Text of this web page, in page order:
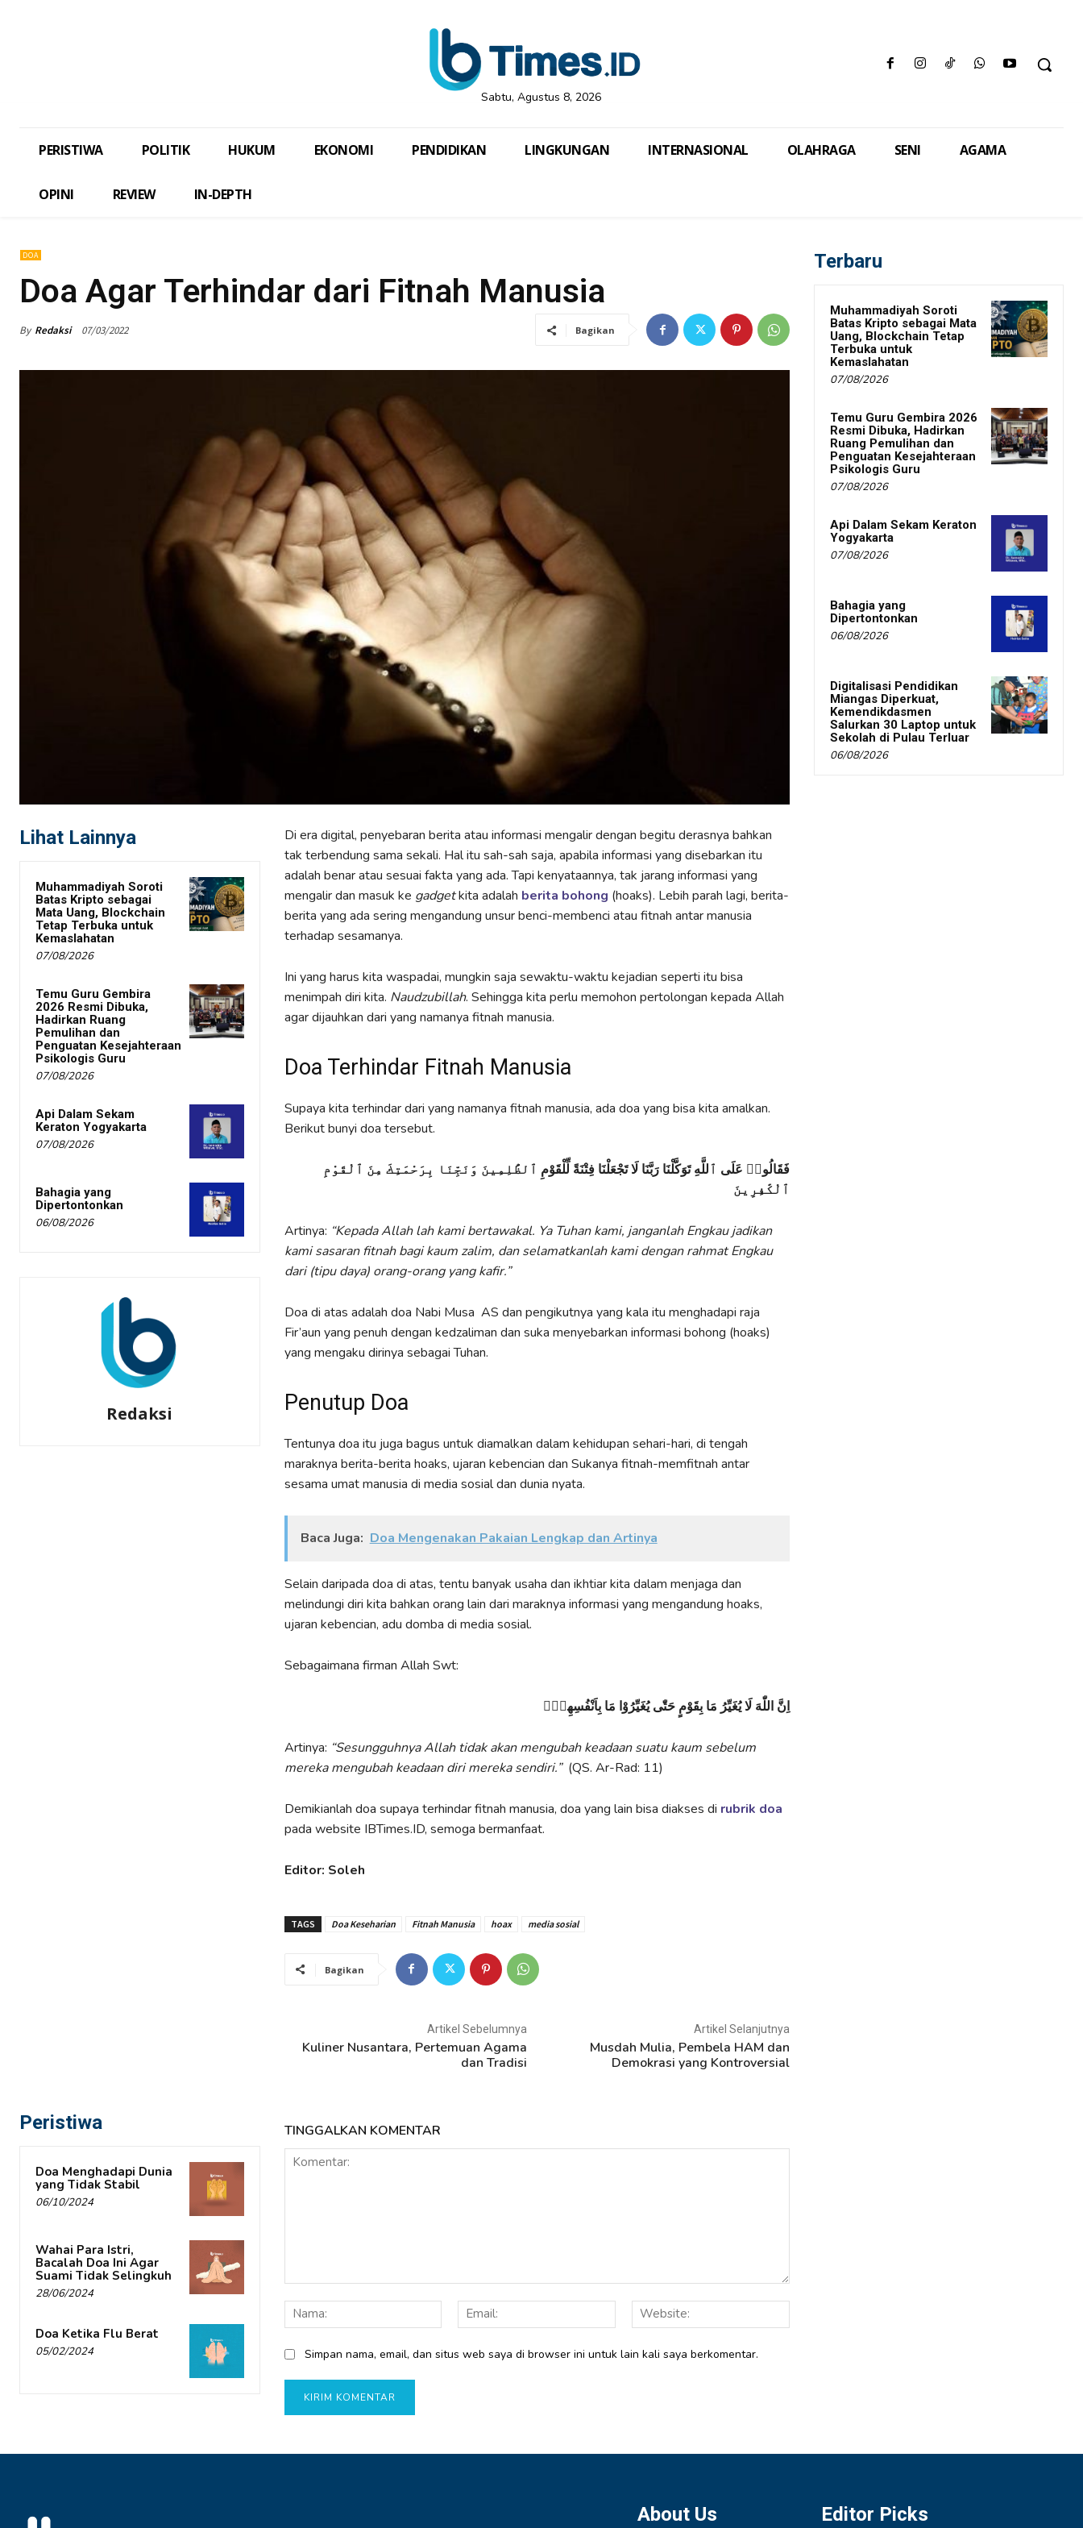
Sabtu, Agustus 8, 2026
PERISTIWA POLITIK HUKUM EKONOMI PENDIDIKAN LINGKUNGAN INTERNASIONAL OLAHRAGA SENI AGAMA
OPINI REVIEW IN-DEPTH
DOA
Doa Agar Terhindar dari Fitnah Manusia
By Redaksi 07/03/2022 Bagikan
Lihat Lainnya
Muhammadiyah Soroti
Batas Kripto sebagai
Mata Uang, Blockchain
Tetap Terbuka untuk
Kemaslahatan
07/08/2026
Temu Guru Gembira
2026 Resmi Dibuka,
Hadirkan Ruang
Pemulihan dan
Penguatan Kesejahteraan
Psikologis Guru
07/08/2026
Api Dalam Sekam
Keraton Yogyakarta
07/08/2026
Bahagia yang
Dipertontonkan
06/08/2026
Redaksi
Di era digital, penyebaran berita atau informasi mengalir dengan begitu derasnya bahkan
tak terbendung sama sekali. Hal itu sah-sah saja, apabila informasi yang disebarkan itu
adalah benar atau sesuai fakta yang ada. Tapi kenyataannya, tak jarang informasi yang
mengalir dan masuk ke gadgetkita adalah berita bohong (hoaks). Lebih parah lagi, berita-
berita yang ada sering mengandung unsur benci-membenci atau fitnah antar manusia
terhadap sesamanya.
Ini yang harus kita waspadai, mungkin saja sewaktu-waktu kejadian seperti itu bisa
menimpah diri kita. Naudzubillah. Sehingga kita perlu memohon pertolongan kepada Allah
agar dijauhkan dari yang namanya fitnah manusia.
Doa Terhindar Fitnah Manusia
Supaya kita terhindar dari yang namanya fitnah manusia, ada doa yang bisa kita amalkan.
Berikut bunyi doa tersebut.
فَقَالُوا۟ عَلَى ٱللَّهِ تَوَكَّلْنَا رَبَّنَا لَا تَجْعَلْنَا فِتْنَةً لِّلْقَوْمِ ٱلظَّٰلِمِينَ وَنَجِّنَا بِرَحْمَتِكَ مِنَ ٱلْقَوْمِ
ٱلْكَٰفِرِينَ
Artinya: “Kepada Allah lah kami bertawakal. Ya Tuhan kami, janganlah Engkau jadikan
kami sasaran fitnah bagi kaum zalim, dan selamatkanlah kami dengan rahmat Engkau
dari (tipu daya) orang-orang yang kafir.”
Doa di atas adalah doa Nabi Musa AS dan pengikutnya yang kala itu menghadapi raja
Fir’aun yang penuh dengan kedzaliman dan suka menyebarkan informasi bohong (hoaks)
yang mengaku dirinya sebagai Tuhan.
Penutup Doa
Tentunya doa itu juga bagus untuk diamalkan dalam kehidupan sehari-hari, di tengah
maraknya berita-berita hoaks, ujaran kebencian dan Sukanya fitnah-memfitnah antar
sesama umat manusia di media sosial dan dunia nyata.
Baca Juga: Doa Mengenakan Pakaian Lengkap dan Artinya
Selain daripada doa di atas, tentu banyak usaha dan ikhtiar kita dalam menjaga dan
melindungi diri kita bahkan orang lain dari maraknya informasi yang mengandung hoaks,
ujaran kebencian, adu domba di media sosial.
Sebagaimana firman Allah Swt:
اِنَّ اللّٰهَ لَا يُغَيِّرُ مَا بِقَوْمٍ حَتّٰى يُغَيِّرُوْا مَا بِاَنْفُسِهِمْۗ
Artinya: “Sesungguhnya Allah tidak akan mengubah keadaan suatu kaum sebelum
mereka mengubah keadaan diri mereka sendiri.”(QS. Ar-Rad: 11)
Demikianlah doa supaya terhindar fitnah manusia, doa yang lain bisa diakses di rubrik doa
pada website IBTimes.ID, semoga bermanfaat.
Editor: Soleh
TAGS Doa Keseharian Fitnah Manusia hoax media sosial
Bagikan
Artikel Sebelumnya
Kuliner Nusantara, Pertemuan Agama
dan Tradisi
Artikel Selanjutnya
Musdah Mulia, Pembela HAM dan
Demokrasi yang Kontroversial
Peristiwa
Doa Menghadapi Dunia
yang Tidak Stabil
06/10/2024
Wahai Para Istri,
Bacalah Doa Ini Agar
Suami Tidak Selingkuh
28/06/2024
Doa Ketika Flu Berat
05/02/2024
TINGGALKAN KOMENTAR
Nama:
Email:
Simpan nama, email, dan situs web saya di browser ini untuk lain kali saya berkomentar.
Terbaru
Muhammadiyah Soroti
Batas Kripto sebagai Mata
Uang, Blockchain Tetap
Terbuka untuk
Kemaslahatan
07/08/2026
Temu Guru Gembira 2026
Resmi Dibuka, Hadirkan
Ruang Pemulihan dan
Penguatan Kesejahteraan
Psikologis Guru
07/08/2026
Api Dalam Sekam Keraton
Yogyakarta
07/08/2026
Bahagia yang
Dipertontonkan
06/08/2026
Digitalisasi Pendidikan
Miangas Diperkuat,
Kemendikdasmen
Salurkan 30 Laptop untuk
Sekolah di Pulau Terluar
06/08/2026
About Us Editor Picks